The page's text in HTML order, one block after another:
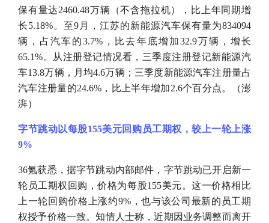
保有量达2460.48万辆（不含拖拉机），比上年同期增
长5.18%。至9月，江苏的新能源汽车保有量为834094
辆，占汽车的3.7%，比去年底增加32.9万辆，增长
65.1%。从注册登记情况看，三季度注册登记新能源汽
车13.8万辆，月均4.6万辆；三季度新能源汽车注册量占
汽车注册量的24.6%，比上半年增加2.6个百分点。（澎
湃）
字节跳动以每股155美元回购员工期权，较上一轮上涨
9%
36氪获悉，据字节跳动内部邮件，字节跳动已开启新一
轮员工期权回购，价格为每股155美元。这一价格相比
上一轮回购价格上涨约9%，也与该公司最新的员工期
权授予价格一致。知情人士称，近期因业务调整而离开